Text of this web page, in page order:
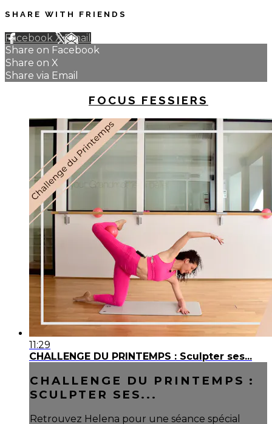
SHARE WITH FRIENDS
Facebook XEmail
Share on Facebook
Share on X
Share via Email
FOCUS FESSIERS
11:29
CHALLENGE DU PRINTEMPS : Sculpter ses...
CHALLENGE DU PRINTEMPS :
SCULPTER SES...
Retrouvez Helena pour une séance spécial